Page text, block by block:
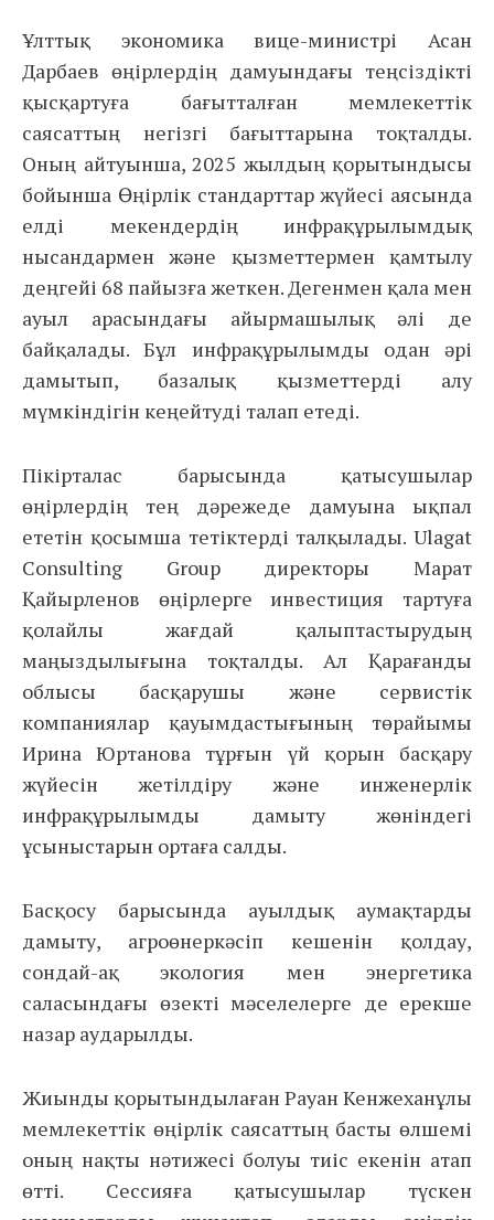
Ұлттық экономика вице-министрі Асан
Дарбаев өңірлердің дамуындағы теңсіздікті
қысқартуға бағытталған мемлекеттік
саясаттың негізгі бағыттарына тоқталды.
Оның айтуынша, 2025 жылдың қорытындысы
бойынша Өңірлік стандарттар жүйесі аясында
елді мекендердің инфрақұрылымдық
нысандармен және қызметтермен қамтылу
деңгейі 68 пайызға жеткен. Дегенмен қала мен
ауыл арасындағы айырмашылық әлі де
байқалады. Бұл инфрақұрылымды одан әрі
дамытып, базалық қызметтерді алу
мүмкіндігін кеңейтуді талап етеді.
Пікірталас барысында қатысушылар
өңірлердің тең дәрежеде дамуына ықпал
ететін қосымша тетіктерді талқылады. Ulagat
Consulting Group директоры Марат
Қайырленов өңірлерге инвестиция тартуға
қолайлы жағдай қалыптастырудың
маңыздылығына тоқталды. Ал Қарағанды
облысы басқарушы және сервистік
компаниялар қауымдастығының төрайымы
Ирина Юртанова тұрғын үй қорын басқару
жүйесін жетілдіру және инженерлік
инфрақұрылымды дамыту жөніндегі
ұсыныстарын ортаға салды.
Басқосу барысында ауылдық аумақтарды
дамыту, агроөнеркәсіп кешенін қолдау,
сондай-ақ экология мен энергетика
саласындағы өзекті мәселелерге де ерекше
назар аударылды.
Жиынды қорытындылаған Рауан Кенжеханұлы
мемлекеттік өңірлік саясаттың басты өлшемі
оның нақты нәтижесі болуы тиіс екенін атап
өтті. Сессияға қатысушылар түскен